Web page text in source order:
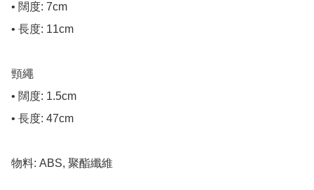
• 闊度: 7cm
• 長度: 11cm
頸繩
• 闊度: 1.5cm
• 長度: 47cm
物料: ABS, 聚酯纖維